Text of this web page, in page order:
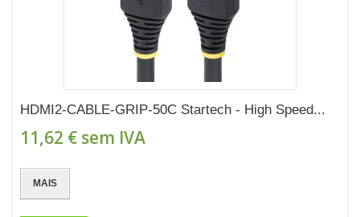
HDMI2-CABLE-GRIP-50C Startech - High Speed...
11,62 € sem IVA
MAIS